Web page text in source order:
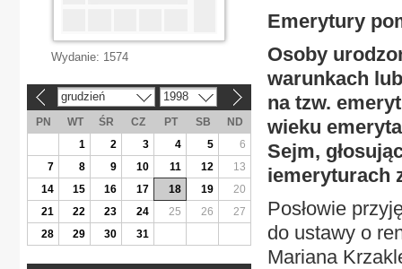
Emerytury
Osoby
warunkach
na tzw.
wieku
Sejm,
iemeryturach
Posłowie
do ustawy o
Mariana
Wydanie: 1574
grudzień 1998
PN WT ŚR CZ PT SB
ND
1
2 3 4 5
6
7
8 9 10 11 12
13
14
15 16 17 18 19
20
21
22 23 24 25 26
27
28
29 30 31